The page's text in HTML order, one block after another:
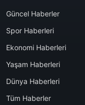
Güncel Haberler
Spor Haberleri
Ekonomi Haberleri
Yaşam Haberleri
Dünya Haberleri
Tüm Haberler